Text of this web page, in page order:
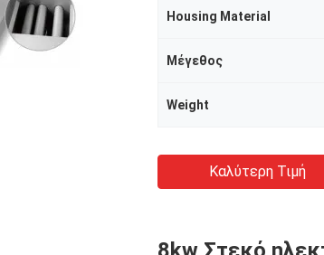
Housing Material
Μέγεθος
Weight
Καλύτερη Τιμή